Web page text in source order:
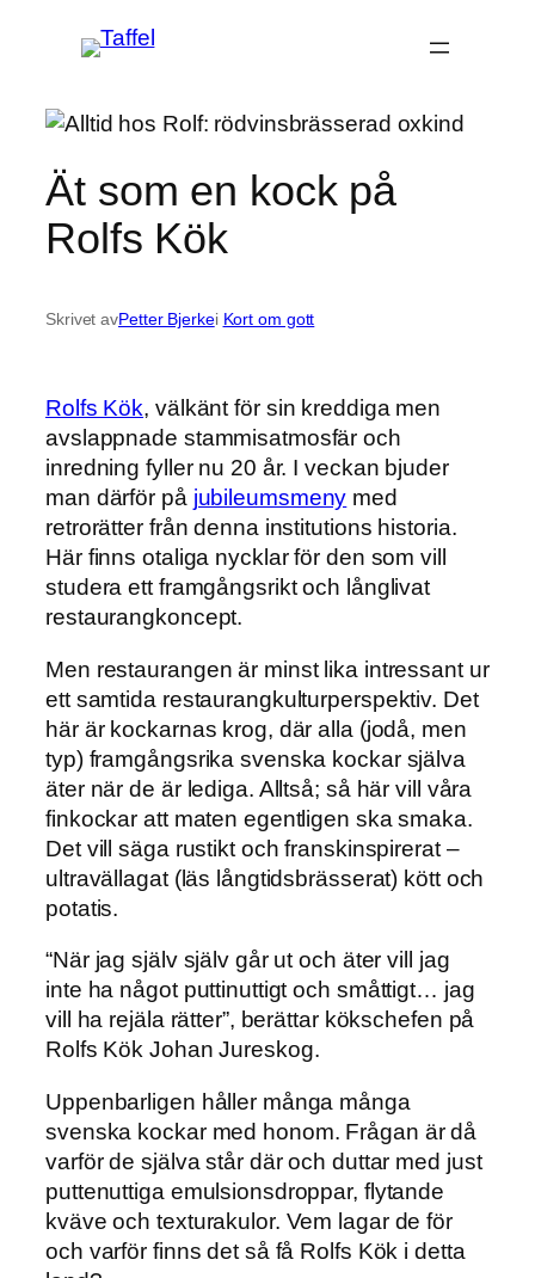
Ät som en kock på
Rolfs Kök
Skrivet avPetter Bjerkei Kort om gott
Rolfs Kök, välkänt för sin kreddiga men
avslappnade stammisatmosfär och
inredning fyller nu 20 år. I veckan bjuder
man därför på jubileumsmeny med
retrorätter från denna institutions historia.
Här finns otaliga nycklar för den som vill
studera ett framgångsrikt och långlivat
restaurangkoncept.
Men restaurangen är minst lika intressant ur
ett samtida restaurangkulturperspektiv. Det
här är kockarnas krog, där alla (jodå, men
typ) framgångsrika svenska kockar själva
äter när de är lediga. Alltså; så här vill våra
finkockar att maten egentligen ska smaka.
Det vill säga rustikt och franskinspirerat –
ultravällagat (läs långtidsbrässerat) kött och
potatis.
“När jag själv själv går ut och äter vill jag
inte ha något puttinuttigt och småttigt… jag
vill ha rejäla rätter”, berättar kökschefen på
Rolfs Kök Johan Jureskog.
Uppenbarligen håller många många
svenska kockar med honom. Frågan är då
varför de själva står där och duttar med just
puttenuttiga emulsionsdroppar, flytande
kväve och texturakulor. Vem lagar de för
och varför finns det så få Rolfs Kök i detta